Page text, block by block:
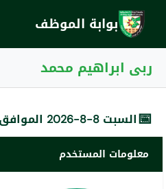
بوابة الموظف
ربى ابراهيم محمد
📅السبت 8-8-2026 الموافق 24 صفر 1448
معلومات المستخدم